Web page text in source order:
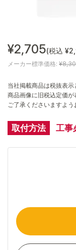
¥2,705(税込
メーカー標準価格:
当社掲載商品は税抜表示
商品画像に旧税込定価が
ご了承くださいますよう
取付方法 工事